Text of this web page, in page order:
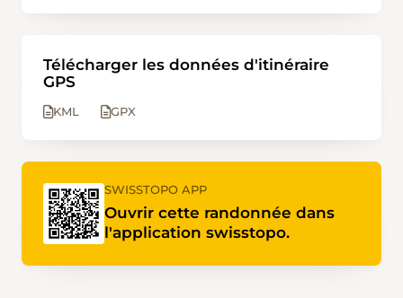
Télécharger les données d'itinéraire
GPS
KML GPX
SWISSTOPO APP
Ouvrir cette randonnée dans
l'application swisstopo.